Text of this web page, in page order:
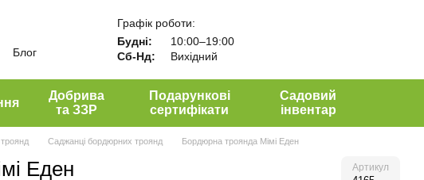
Блог
Графік роботи:
Будні:
10:00–19:00
Сб-Нд:
Вихідний
Добрива
та ЗЗР
Подарункові
сертифікати
Садовий
інвентар
Саджанці бордюрних троянд Бордюрна троянда Мімі Еден
Еден Артикул